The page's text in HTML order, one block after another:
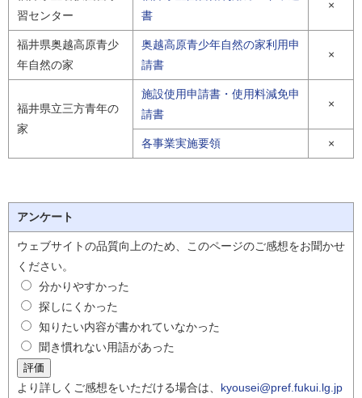
習センター
書
×
福井県奥越高原青少
年自然の家
奥越高原青少年自然の家利用申
請書
×
福井県立三方青年の
家
施設使用申請書・使用料減免申
請書
×
各事業実施要領 ×
アンケート
ウェブサイトの品質向上のため、このページのご感想をお聞かせ
ください。
分かりやすかった
探しにくかった
知りたい内容が書かれていなかった
聞き慣れない用語があった
より詳しくご感想をいただける場合は、 kyousei@pref.fukui.lg.jp